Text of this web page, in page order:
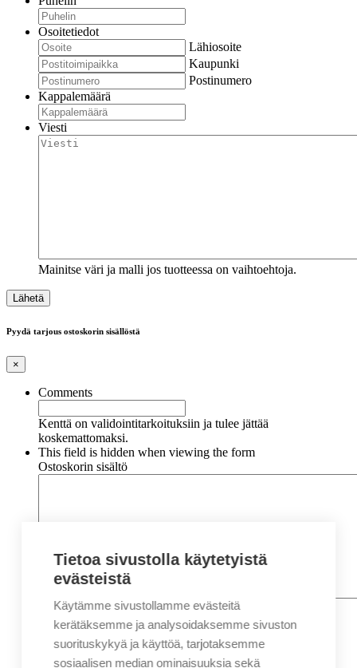
Osoitetiedot
Lähiosoite
Kaupunki
Postinumero
Kappalemäärä
Viesti
Mainitse väri ja malli jos tuotteessa on vaihtoehtoja.
Pyydä tarjous ostoskorin sisällöstä
×
Comments
Kenttä on validointitarkoituksiin ja tulee jättää
koskemattomaksi.
This field is hidden when viewing the form
Ostoskorin sisältö
Nimi*
Etunimi
Sukunimi
Tietoa sivustolla käytetyistä
evästeistä
Käytämme sivustollamme evästeitä
kerätäksemme ja analysoidaksemme sivuston
suorituskykyä ja käyttöä, tarjotaksemme
sosiaalisen median ominaisuuksia sekä